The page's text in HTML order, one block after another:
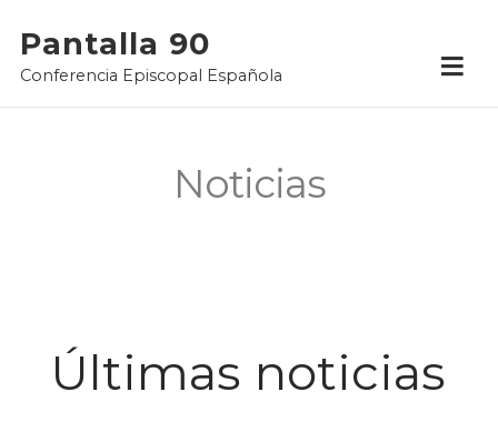
Pantalla 90
Conferencia Episcopal Española
Noticias
Últimas noticias